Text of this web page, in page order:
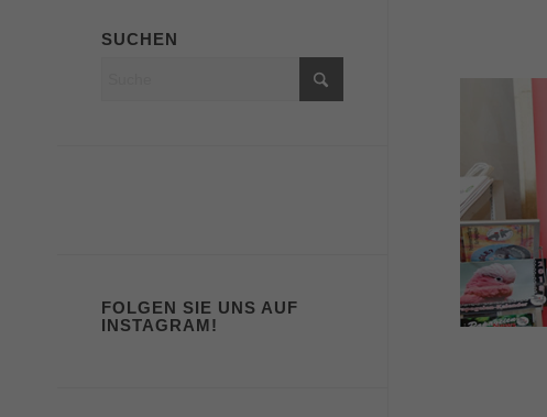
SUCHEN
FOLGEN SIE UNS AUF
INSTAGRAM!